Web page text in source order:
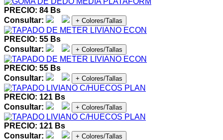
PRECIO: 84 Bs
Consultar:
+ Colores/Tallas
PRECIO: 55 Bs
Consultar:
+ Colores/Tallas
PRECIO: 55 Bs
Consultar:
+ Colores/Tallas
PRECIO: 121 Bs
Consultar:
+ Colores/Tallas
PRECIO: 121 Bs
Consultar:
+ Colores/Tallas